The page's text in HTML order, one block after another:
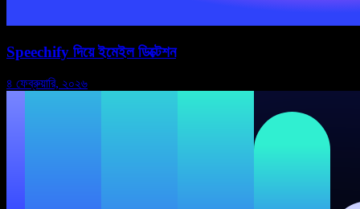
Speechify দিয়ে ইমেইল ডিক্টেশন
৪ ফেব্রুয়ারি, ২০২৬